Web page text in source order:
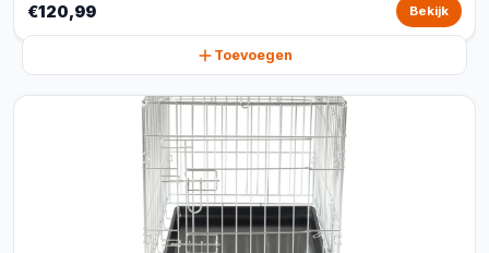
€120,99 Bekijk
Toevoegen